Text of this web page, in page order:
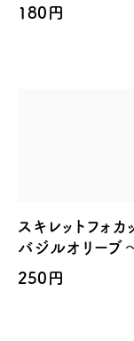
180円
スキレットフォカ
バジルオリーブ
250円